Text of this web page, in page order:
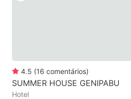
4.5 (16 comentários)
SUMMER HOUSE GENIPABU
Hotel